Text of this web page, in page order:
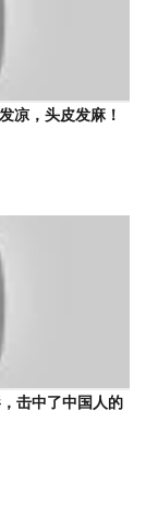
凉，头皮发麻！
击中了中国人的